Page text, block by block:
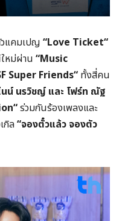
วแคมเปญ “Love Ticket“
หม่ผ่าน “Music
Super Friends“ ทั้งสี่คน
นน์ นรวิชญ์ และ โฟร์ท ณัฐ
“ร่วมกันร้องเพลงและ
กิล“จองตั๋วแล้ว จองตัว